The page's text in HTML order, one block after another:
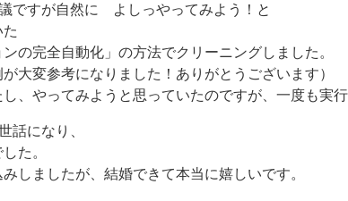
ですが自然に よしっやってみよう！と
の完全自動化」の方法でクリーニングしました。
大変参考になりました！ありがとうございます）
、やってみようと思っていたのですが、一度も実
話になり、
た。
しましたが、結婚できて本当に嬉しいです。